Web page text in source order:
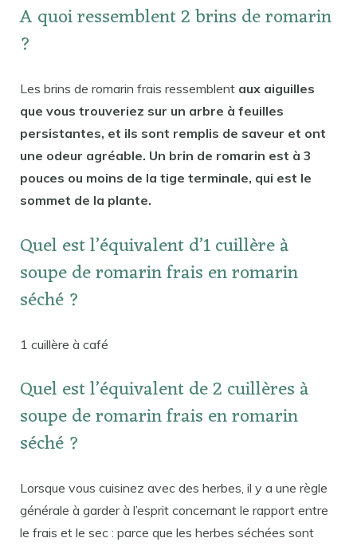
A quoi ressemblent 2 brins de romarin
?
Les brins de romarin frais ressemblent aux aiguilles
que vous trouveriez sur un arbre à feuilles
persistantes, et ils sont remplis de saveur et ont
une odeur agréable. Un brin de romarin est à 3
pouces ou moins de la tige terminale, qui est le
sommet de la plante.
Quel est l’équivalent d’1 cuillère à
soupe de romarin frais en romarin
séché ?
1 cuillère à café
Quel est l’équivalent de 2 cuillères à
soupe de romarin frais en romarin
séché ?
Lorsque vous cuisinez avec des herbes, il y a une règle
générale à garder à l’esprit concernant le rapport entre
le frais et le sec : parce que les herbes séchées sont